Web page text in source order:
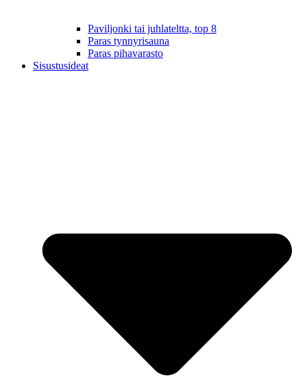
Paviljonki tai juhlateltta, top 8
Paras tynnyrisauna
Paras pihavarasto
Sisustusideat